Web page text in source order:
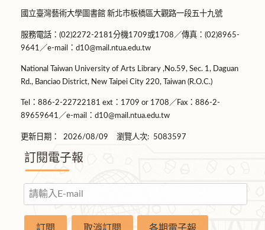
國立臺灣藝術大學圖書館 新北市板橋區大觀路一段五十九號
服務電話：(02)2272-2181分機1709或1708／傳真：(02)8965-
9641／e-mail：d10@mail.ntua.edu.tw
National Taiwan University of Arts Library ,No.59, Sec. 1, Daguan
Rd., Banciao District, New Taipei City 220, Taiwan (R.O.C.)
Tel：886-2-22722181 ext：1709 or 1708／Fax：886-2-
89659641／e-mail：d10@mail.ntua.edu.tw
更新日期： 2026/08/09 瀏覽人次: 5083597
訂閱電子報